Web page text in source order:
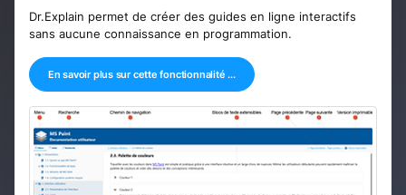
Dr.Explain permet de créer des guides en ligne interactifs
sans aucune connaissance en programmation.
En savoir plus sur cette fonctionnalité ...